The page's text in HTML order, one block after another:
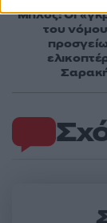
Μήλος: Οι
του